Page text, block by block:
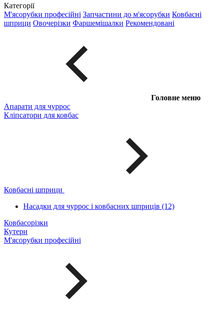
Категорії
М'ясорубки професійні Запчастини до м'ясорубки Ковбасні
шприци Овочерізки Фаршемішалки Рекомендовані
Головне меню
Апарати для чуррос
Кліпсатори для ковбас
Ковбасні шприци
Насадки для чуррос і ковбасних шприців (12)
Ковбасорізки
Кутери
М'ясорубки професійні